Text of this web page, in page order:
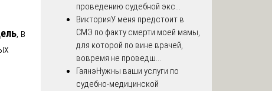
, в
проведению судебной экс...
ВикторияУ меня предстоит в
СМЭ по факту смерти моей мамы,
для которой по вине врачей,
вовремя не проведш...
ГаянэНужны ваши услуги по
судебно-медицинской